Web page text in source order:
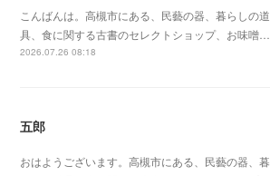
こんばんは。高槻市にある、民藝の器、暮らしの道
具、食に関する古書のセレクトショップ、お味噌…
2026.07.26 08:18
五郎
おはようございます。高槻市にある、民藝の器、暮